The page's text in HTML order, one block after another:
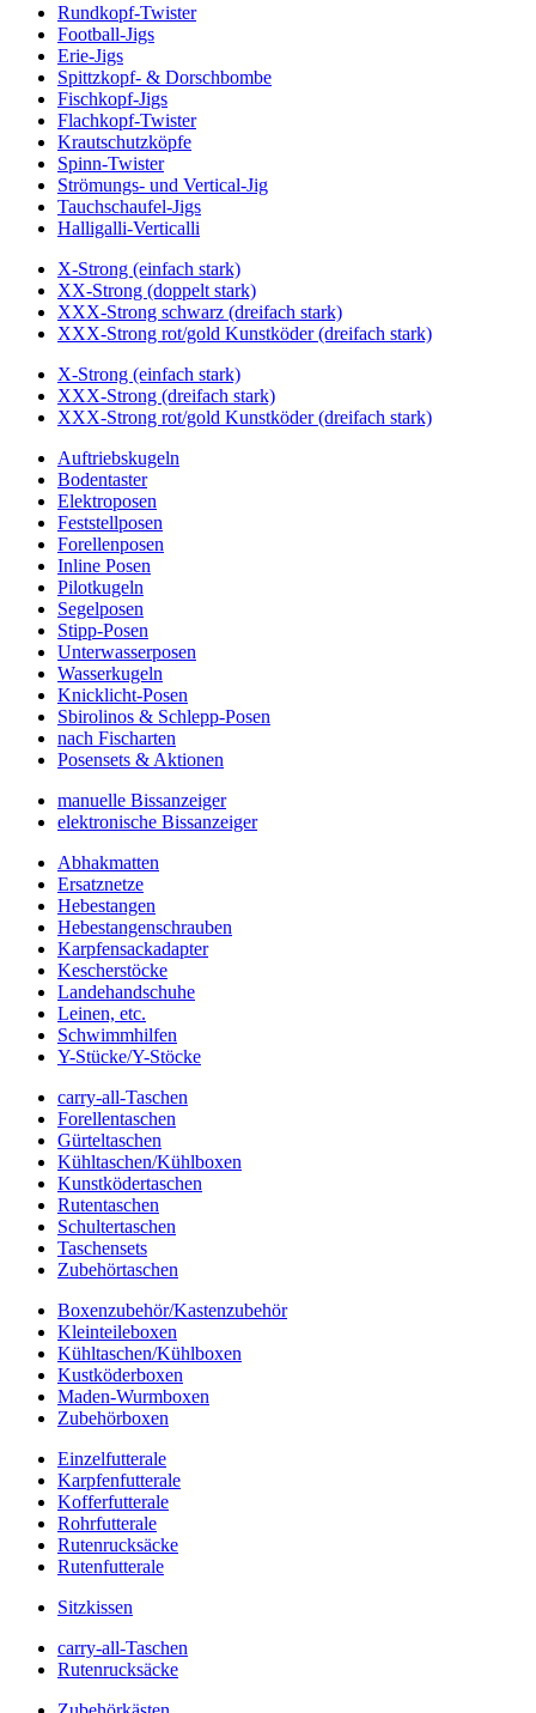
Rundkopf-Twister
Football-Jigs
Erie-Jigs
Spittzkopf- & Dorschbombe
Fischkopf-Jigs
Flachkopf-Twister
Krautschutzköpfe
Spinn-Twister
Strömungs- und Vertical-Jig
Tauchschaufel-Jigs
Halligalli-Verticalli
X-Strong (einfach stark)
XX-Strong (doppelt stark)
XXX-Strong schwarz (dreifach stark)
XXX-Strong rot/gold Kunstköder (dreifach stark)
X-Strong (einfach stark)
XXX-Strong (dreifach stark)
XXX-Strong rot/gold Kunstköder (dreifach stark)
Auftriebskugeln
Bodentaster
Elektroposen
Feststellposen
Forellenposen
Inline Posen
Pilotkugeln
Segelposen
Stipp-Posen
Unterwasserposen
Wasserkugeln
Knicklicht-Posen
Sbirolinos & Schlepp-Posen
nach Fischarten
Posensets & Aktionen
manuelle Bissanzeiger
elektronische Bissanzeiger
Abhakmatten
Ersatznetze
Hebestangen
Hebestangenschrauben
Karpfensackadapter
Kescherstöcke
Landehandschuhe
Leinen, etc.
Schwimmhilfen
Y-Stücke/Y-Stöcke
carry-all-Taschen
Forellentaschen
Gürteltaschen
Kühltaschen/Kühlboxen
Kunstködertaschen
Rutentaschen
Schultertaschen
Taschensets
Zubehörtaschen
Boxenzubehör/Kastenzubehör
Kleinteileboxen
Kühltaschen/Kühlboxen
Kustköderboxen
Maden-Wurmboxen
Zubehörboxen
Einzelfutterale
Karpfenfutterale
Kofferfutterale
Rohrfutterale
Rutenrucksäcke
Rutenfutterale
Sitzkissen
carry-all-Taschen
Rutenrucksäcke